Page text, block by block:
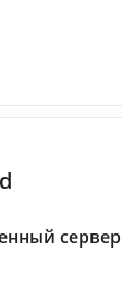
сервер